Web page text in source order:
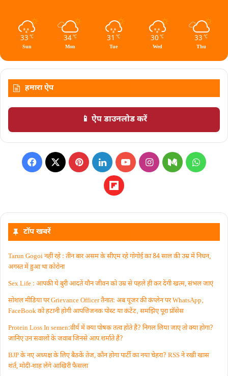
33 ℃
Sun
34 ℃
Mon
31 ℃
Tue
30 ℃
Wed
33 ℃
Thu
हमारा ऐप
📱 ऐप डाउनलोड करें
टॉप खबरें
Tarun Gogoi नहीं रहे : तीन बार असम के सीएम रहे गोगोई का 84 साल की उम्र में निधन,
अगस्त में हुआ था कोरोना
Sex Life : आपकी ये बुरी आदतें याैन जीवन को उम्र से पहले ही कर देंगी खत्म, संभल जाएं
सोशल मीडिया पर Grievance Officer तैनात: अब यूजर की कंप्लेन पर WhatsApp‚
FaceBook को हटानी होगी आपत्तिजनक पोस्ट या कंटेंट‚ समझिए पूरा प्रॉसेस
Protein Loss In semen:वीर्य में क्या पोषक तत्व होते हैं? निगल लिया जाए तो क्या होगा?
जानिए उन सवालों के जवाब जिनसे आप शर्माते हैं?
BJP के नए अध्यक्ष के लिए बैठकें तेज, कौन होगा पार्टी का नया चेहरा? RSS ने रखी खास
शर्त, मोदी-शाह लेंगे आखिरी फैसला